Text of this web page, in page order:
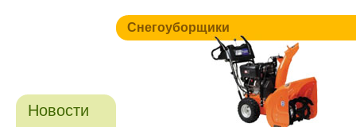
Новости
Снегоуборщики